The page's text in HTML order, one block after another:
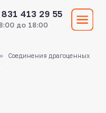
Соединения драгоценных